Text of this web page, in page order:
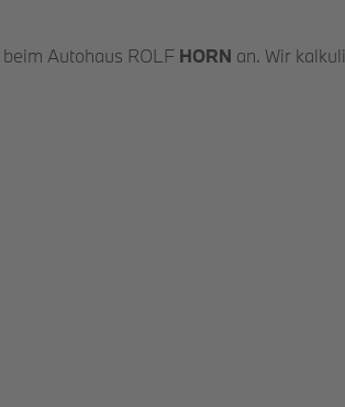
beim Autohaus ROLF HORN an. Wir